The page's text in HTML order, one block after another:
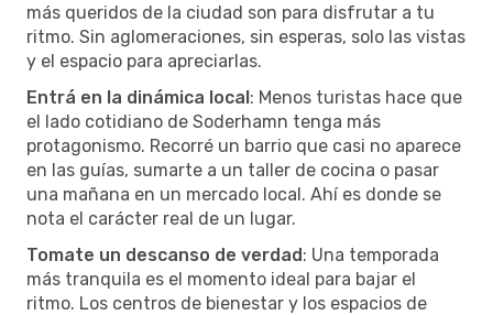
más queridos de la ciudad son para disfrutar a tu
ritmo. Sin aglomeraciones, sin esperas, solo las vistas
y el espacio para apreciarlas.
Entrá en la dinámica local: Menos turistas hace que
el lado cotidiano de Soderhamn tenga más
protagonismo. Recorré un barrio que casi no aparece
en las guías, sumarte a un taller de cocina o pasar
una mañana en un mercado local. Ahí es donde se
nota el carácter real de un lugar.
Tomate un descanso de verdad: Una temporada
más tranquila es el momento ideal para bajar el
ritmo. Los centros de bienestar y los espacios de